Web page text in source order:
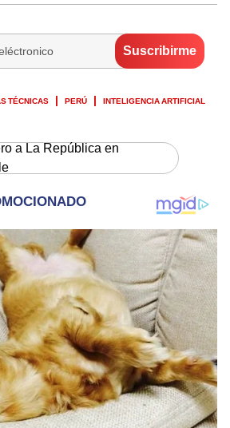
TÉCNICAS PERÚ
INTELIGENCIA ARTIFICIAL
a La República en